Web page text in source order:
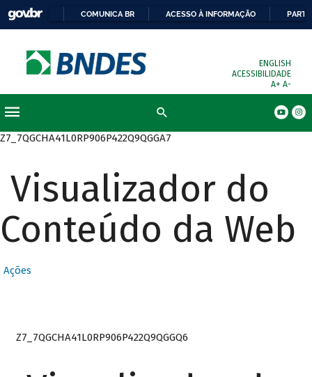
COMUNICA BR ACESSO À INFORMAÇÃO
ENGLISH
ACESSIBILIDADE
A+ A-
Z7_7QGCHA41L0RP906P422Q9QGGA7
Visualizador do
Conteúdo da Web
Ações
Z7_7QGCHA41L0RP906P422Q9QGGQ6